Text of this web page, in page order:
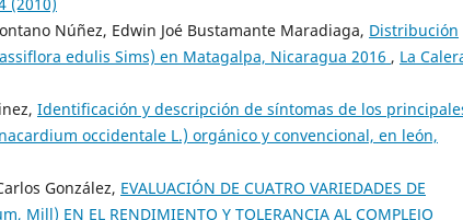
Núñez, Edwin Joé Bustamante Maradiaga, Distribución
edulis Sims) en Matagalpa, Nicaragua 2016 , La
Identificación y descripción de síntomas de los
occidentale L.) orgánico y convencional, en león,
González, EVALUACIÓN DE CUATRO VARIEDADES DE
Mill) EN EL RENDIMIENTO Y TOLERANCIA AL COMPLEJO